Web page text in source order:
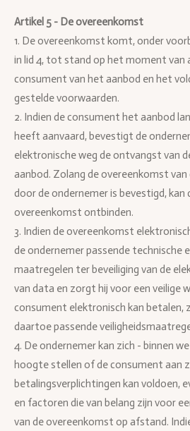
Artikel 5 - De overeenkomst
1. De overeenkomst komt, onder
in lid 4, tot stand op het moment van
consument van het aanbod en het
gestelde voorwaarden.
2. Indien de consument het aanbod
heeft aanvaard, bevestigt de
elektronische weg de ontvangst van
aanbod. Zolang de overeenkomst
door de ondernemer is bevestigd, kan
overeenkomst ontbinden.
3. Indien de overeenkomst
de ondernemer passende technische
maatregelen ter beveiliging van de
van data en zorgt hij voor een veilige
consument elektronisch kan betalen,
daartoe passende
4. De ondernemer kan zich - binnen
hoogte stellen of de consument aan
betalingsverplichtingen kan voldoen,
en factoren die van belang zijn voor
van de overeenkomst op afstand.